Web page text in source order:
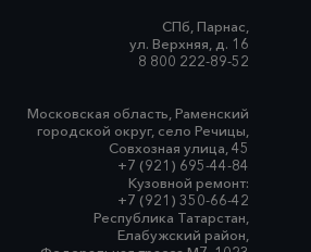
СПб, Парнас,
ул. Верхняя, д. 16
8 800 222-89-52
Московская область, Раменский
городской округ, село Речицы,
Совхозная улица, 45
+7 (921) 695-44-84
Кузовной ремонт:
+7 (921) 350-66-42
Республика Татарстан,
Елабужский район,